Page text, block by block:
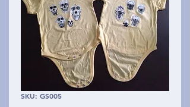
SKU: GS005